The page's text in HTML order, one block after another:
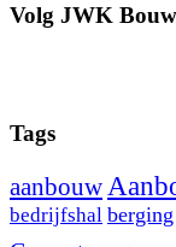
Volg JWK
Tags
aanbouw
bedrijfshal berging